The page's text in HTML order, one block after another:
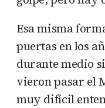
Esa misma
puertas en los
durante medio
vieron pasar el
muy difícil